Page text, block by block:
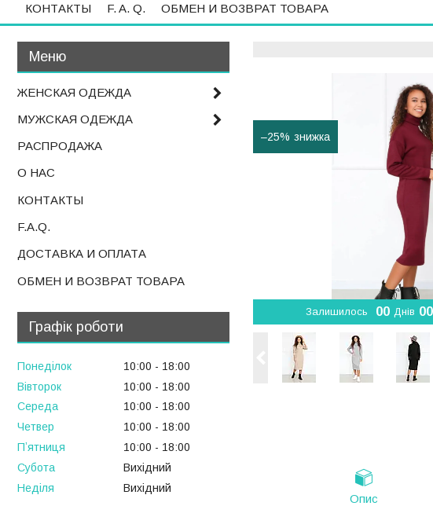
КОНТАКТЫ F. A. Q. ОБМЕН И ВОЗВРАТ ТОВАРА
–25%
Залишилось 00 Днів 00
Опис
ЖЕНСКАЯ ОДЕЖДА
МУЖСКАЯ ОДЕЖДА
РАСПРОДАЖА
О НАС
КОНТАКТЫ
F.A.Q.
ДОСТАВКА И ОПЛАТА
ОБМЕН И ВОЗВРАТ ТОВАРА
Графік роботи
Понеділок 10:00
18:00
Вівторок
10:00
18:00
Середа
10:00
18:00
Четвер
10:00
18:00
Пʼятниця
10:00
18:00
Субота
Вихідний
Неділя
Вихідний